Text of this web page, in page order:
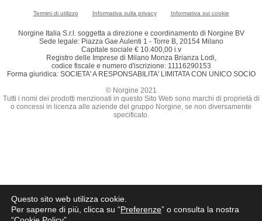
Termini di utilizzo Informativa sulla privacy Informativa sui cookie
Norgine Italia S.r.l. soggetta a direzione e coordinamento di Norgine BV
Sede legale: Piazza Gae Aulenti 1 - Torre B, 20154 Milano
Capitale sociale € 10.400,00 i.v
Registro delle Imprese di Milano Monza Brianza Lodi,
codice fiscale e numero d'iscrizione: 11116290153
Forma giuridica: SOCIETA' A RESPONSABILITA' LIMITATA CON UNICO SOCIO
© Norgine 2021
Tutti i nomi dei prodotti menzionati in questo Sito Web sono marchi di proprietà di
o concessi in licenza alle aziende del gruppo Norgine, se non diversamente
specificato.
Questo sito web utilizza cookie.
Per saperne di più, clicca su “Preferenze” o consulta la nostra